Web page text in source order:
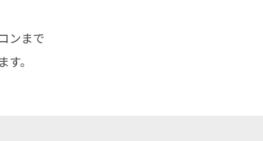
ンまで
。